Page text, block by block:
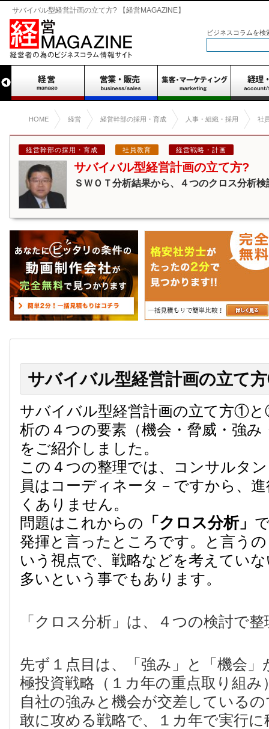
サバイバル型経営計画の立て方? 【経営MAGAZINE】
ビジネスコラムを検
HOME 経営 経営幹部の採用・育成 人事・組織・採用 社
経営幹部の採用・育成 社員教育 経営戦略・計画
サバイバル型経営計画の立て方?
ＳＷＯＴ分析結果から、４つのクロス分析検
サバイバル型経営計画の立て
サバイバル型経営計画の立て方①
析の４つの要素（機会・脅威・強み
をご紹介しました。
この４つの整理では、コンサルタ
員はコーディネータ－ですから、
くありません。
問題はこれからの
「クロス分析」
発揮と言ったところです。と言う
いう視点で、戦略などを考えてい
多いという事でもあります。
「クロス分析」は、４つの検討で
先ず１点目は、「強み」と「機会」
極投資戦略（１カ年の重点取り組み
自社の強みと機会が交差している
敢に攻める戦略で、１カ年で実行